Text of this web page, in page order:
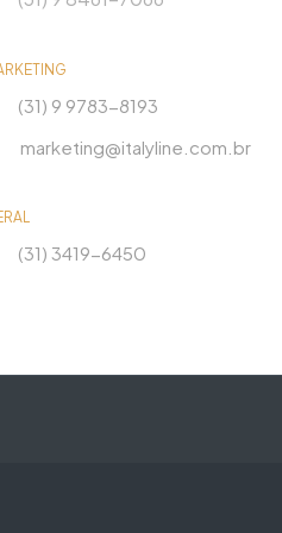
(31) 9 9783-8193
marketing@italyline.com.br
(31) 3419-6450